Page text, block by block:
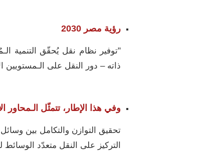
رؤية مصر 2030
"توفير نظام نقل يُحقّق التنمية
ذاته – دور النقل على الـمستويين
وفي هذا الإطار، تتمثّل الـمحاور
تحقيق التوازن والتكامل بين وسائل
التركيز على النقل متعدّد